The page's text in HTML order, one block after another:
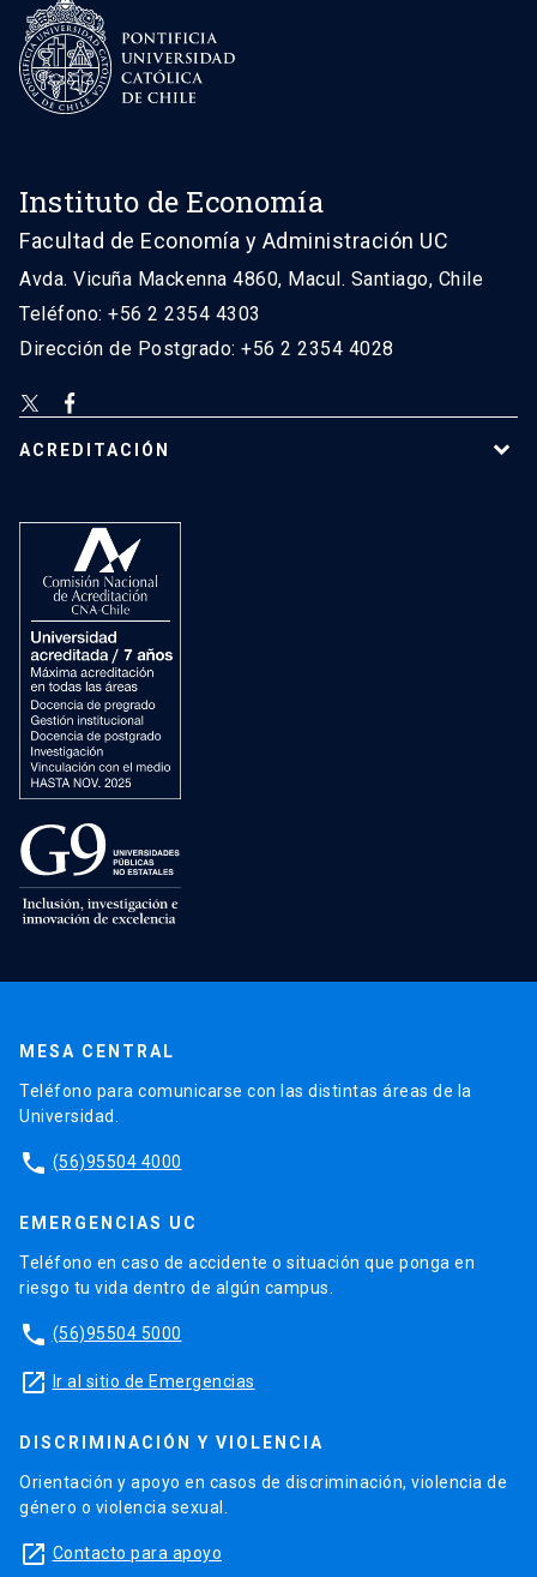
Instituto de Economía
Facultad de Economía y Administración UC
Avda. Vicuña Mackenna 4860, Macul. Santiago, Chile
Teléfono: +56 2 2354 4303
Dirección de Postgrado: +56 2 2354 4028
ACREDITACIÓN
MESA CENTRAL
Teléfono para comunicarse con las distintas áreas de la
Universidad.
phone (56)95504 4000
EMERGENCIAS UC
Teléfono en caso de accidente o situación que ponga en
riesgo tu vida dentro de algún campus.
phone (56)95504 5000
launch Ir al sitio de Emergencias
DISCRIMINACIÓN Y VIOLENCIA
Orientación y apoyo en casos de discriminación, violencia de
género o violencia sexual.
launch Contacto para apoyo